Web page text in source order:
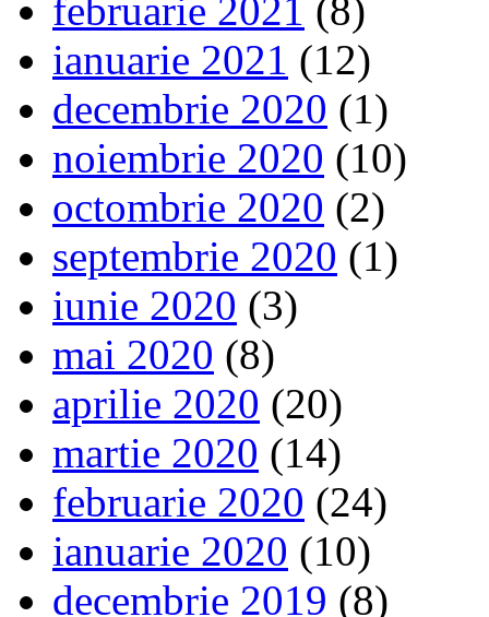
februarie 2021 (8)
ianuarie 2021 (12)
decembrie 2020 (1)
noiembrie 2020 (10)
octombrie 2020 (2)
septembrie 2020 (1)
iunie 2020 (3)
mai 2020 (8)
aprilie 2020 (20)
martie 2020 (14)
februarie 2020 (24)
ianuarie 2020 (10)
decembrie 2019 (8)